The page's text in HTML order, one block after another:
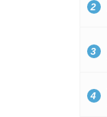
2
3
4